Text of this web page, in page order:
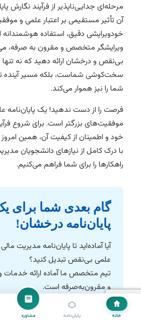
خانه پایان‌نامه مشاوره
مرحله‌ای جدایی‌ناپذیر از فرآیند نگارش
آن تأثیر مستقیمی بر اعتبار علمی و
خودویرایشی دقیق، استفاده هوشمندانه
ویرایشگر متخصص و مقرون به صرفه،
بی‌نقص و درخشان ارائه دهید که نه
سخت‌کوشی شماست، بلکه مسیر آینده
شما را نیز هموار می‌کند.
فرصت را از دست ندهید! یک پایان‌نامه
موفقیت‌های بزرگتر است. برای شروع
خود و اطمینان از کیفیت آن، همین
با درک کامل از نیازهای دانشجویان
راهکارها را برای شما فراهم می‌کنیم.
گام بعدی شما برای
پایان‌نامه درخشان!
آیا آماده‌اید تا پایان‌نامه مدیریت
علمی بی‌نقص تبدیل کنید؟
تیم متخصص ما آماده ارائه خدمات
و مقرون‌به‌صرفه است.
همین حالا با ما تماس بگیرید و
تضمین کنید.